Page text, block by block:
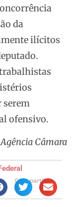
da
ilícitos
serem
ofensivo.
Câmara
Compartilhe